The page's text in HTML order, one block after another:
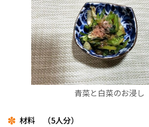
青菜と白菜のお浸し
材料 （5人分）
お産について
親と子の結びつき支援
母乳育児